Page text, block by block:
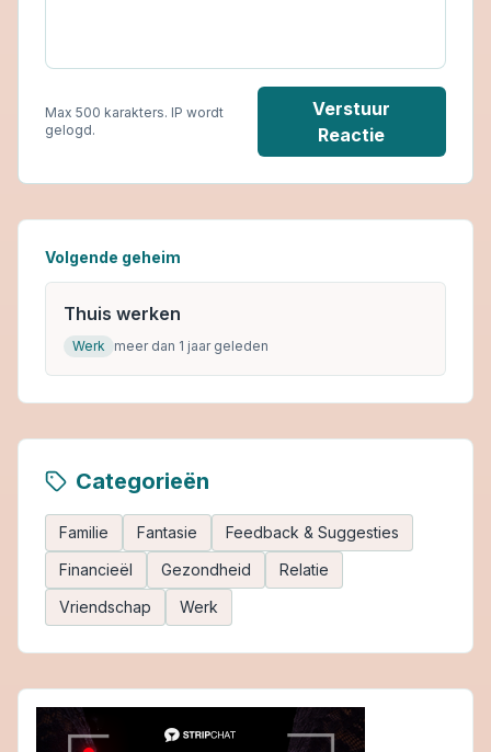
Max 500 karakters. IP wordt
gelogd.
Verstuur
Reactie
Volgende geheim
Thuis werken
Werk meer dan 1 jaar geleden
Categorieën
Familie Fantasie
Feedback & Suggesties
Financieël
Gezondheid
Relatie
Vriendschap
Werk